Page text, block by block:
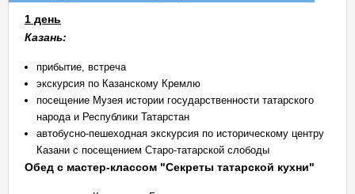
1 день
Казань:
прибытие, встреча
экскурсия по Казанскому Кремлю
посещение Музея истории государственности татарского
народа и Республики Татарстан
автобусно-пешеходная экскурсия по историческому центру
Казани с посещением Старо-татарской слободы
Обед с мастер-классом "Секреты татарской кухни"